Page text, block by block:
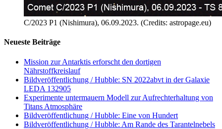
C/2023 P1 (Nishimura), 06.09.2023. (Credits: astropage.eu)
Neueste Beiträge
Mission zur Antarktis erforscht den dortigen
Nährstoffkreislauf
Bildveröffentlichung / Hubble: SN 2022abvt in der Galaxie
LEDA 132905
Experimente untermauern Modell zur Aufrechterhaltung von
Titans Atmosphäre
Bildveröffentlichung / Hubble: Eine von Hundert
Bildveröffentlichung / Hubble: Am Rande des Tarantelnebels